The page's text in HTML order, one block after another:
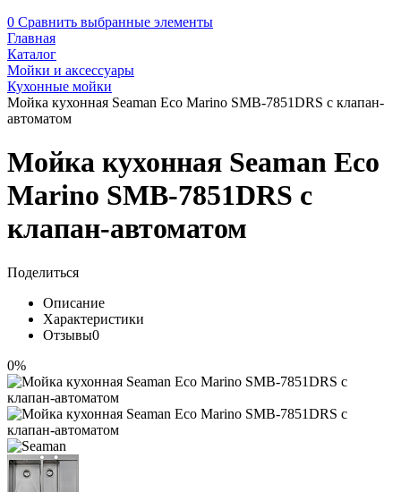
0 Сравнить выбранные элементы
Главная
Каталог
Мойки и аксессуары
Кухонные мойки
Мойка кухонная Seaman Eco Marino SMB-7851DRS с клапан-
автоматом
Мойка кухонная Seaman Eco
Marino SMB-7851DRS с
клапан-автоматом
Поделиться
Описание
Характеристики
Отзывы0
0%